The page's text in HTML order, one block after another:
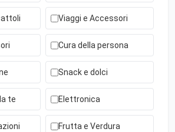
Viaggi e Accessori
Cura della persona
Snack e dolci
te Elettronica
Frutta e Verdura